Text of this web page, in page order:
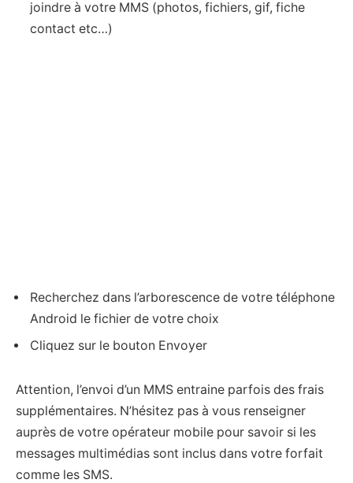
joindre à votre MMS (photos, fichiers, gif, fiche
contact etc…)
Recherchez dans l’arborescence de votre téléphone
Android le fichier de votre choix
Cliquez sur le bouton Envoyer
Attention, l’envoi d’un MMS entraine parfois des frais
supplémentaires. N’hésitez pas à vous renseigner
auprès de votre opérateur mobile pour savoir si les
messages multimédias sont inclus dans votre forfait
comme les SMS.